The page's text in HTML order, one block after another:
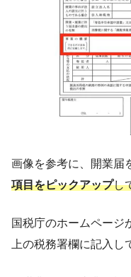
画像を参考に、開業届
項目をピックアップし
国税庁のホームページ
上の税務署欄に記入し